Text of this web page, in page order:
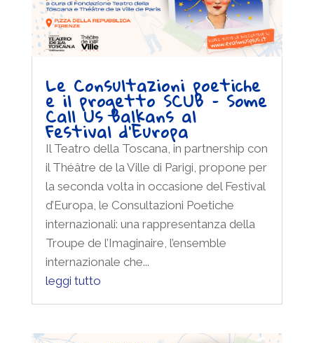
Le Consultazioni poetiche
e il progetto SCUB – Some
Call Us Balkans al
Festival d’Europa
Il Teatro della Toscana, in partnership con
il Théâtre de la Ville di Parigi, propone per
la seconda volta in occasione del Festival
d’Europa, le Consultazioni Poetiche
internazionali: una rappresentanza della
Troupe de l’Imaginaire, l’ensemble
internazionale che...
leggi tutto